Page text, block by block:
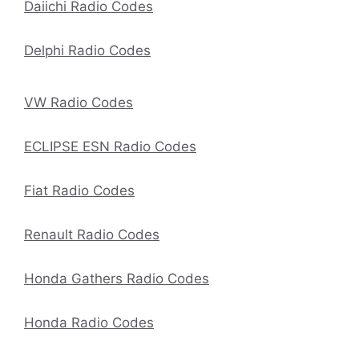
Daiichi Radio Codes
Delphi Radio Codes
VW Radio Codes
ECLIPSE ESN Radio Codes
Fiat Radio Codes
Renault Radio Codes
Honda Gathers Radio Codes
Honda Radio Codes